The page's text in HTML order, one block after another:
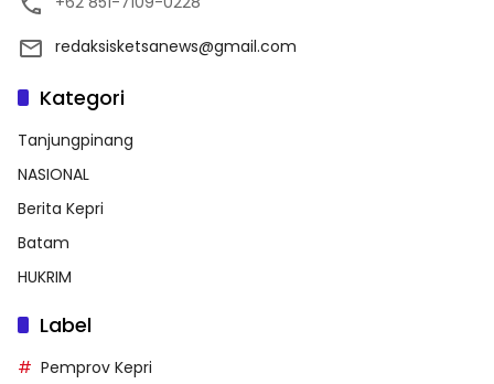
redaksisketsanews@gmail.com
Kategori
Tanjungpinang
NASIONAL
Berita Kepri
Batam
HUKRIM
Label
Pemprov Kepri